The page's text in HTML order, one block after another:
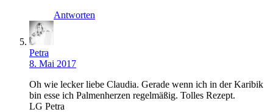
Antworten
Petra
8. Mai 2017
Oh wie lecker liebe Claudia. Gerade wenn ich in der Karibik
bin esse ich Palmenherzen regelmäßig. Tolles Rezept.
LG Petra